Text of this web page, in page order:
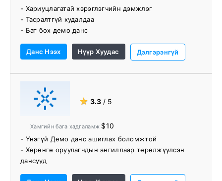
- Хариуцлагатай хэрэглэгчийн дэмжлэг
- Тасралтгүй худалдаа
- Бат бөх демо данс
- Хамгийн бага худалдаа 1 доллар
- Амралтын өдрүүдийн арилжаа хийх боломжтой
- Боломжит 90% хамгийн их ашиг
Данс Нээх Нүүр Хуудас Дэлгэрэнгүй
★ 3.3 / 5
Хамгийн бага хадгаламж $10
- Үнэгүй Демо данс ашиглах боломжтой
- Хөрөнгө оруулагчдын ангиллаар төрөлжүүлсэн
дансууд